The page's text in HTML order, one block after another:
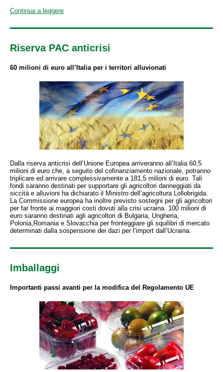
Continua a leggere
Riserva PAC anticrisi
60 milioni di euro all’Italia per i territori alluvionati
Dalla riserva anticrisi dell’Unione Europea arriveranno all’Italia 60,5
milioni di euro che, a seguito del cofinanziamento nazionale, potranno
triplicare ed arrivare complessivamente a 181,5 milioni di euro. Tali
fondi saranno destinati per supportare gli agricoltori danneggiati da
siccità e alluvioni ha dichiarato il Ministro dell’agricoltura Lollobrigida.
La Commissione europea ha inoltre previsto sostegni per gli agricoltori
per far fronte ai maggiori costi dovuti alla crisi ucraina. 100 milioni di
euro saranno destinati agli agricoltori di Bulgaria, Ungheria,
Polonia,Romania e Slovacchia per fronteggiare gli squilibri di mercato
determinati dalla sospensione dei dazi per l’import dall’Ucraina.
Imballaggi
Importanti passi avanti per la modifica del Regolamento UE